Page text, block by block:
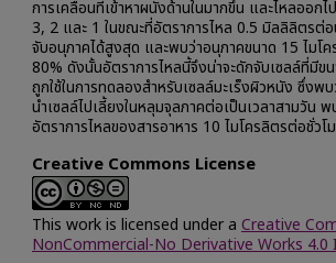
การเคลื่อนที่เข้าหาผนังด้านในมากขึ้น และไหลออ
3, 2 และ 1 ในขณะที่อัตราการไหล 0.5 มิลลิลิตรต่
จับอนุภาคได้สูงสุด และพบว่าอนุภาคขนาด 15 ไมโ
80% ดังนั้นอัตราการไหลนี้จึงน่าจะดักจับเซลล์ที่มีข
ถูกใช้ในการทดลองสำหรับเซลล์มะเร็งผิวหนัง ซึ่ง
นำเซลล์ไปเลี้ยงในหลุมจุลภาคต่อเป็นเวลาสามวัน
อัตราการไหลของสารอาหาร 10 ไมโครลิตรต่อชั่วโ
Creative Commons License
This work is licensed under a Creative
NonCommercial-No Derivative Works